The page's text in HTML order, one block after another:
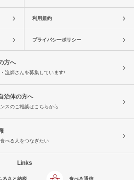
利用規約
プライバシーポリシー
方へ
漁師さんを募集しています!
治体の方へ
スのご相談はこちらから
べる人をつなぎたい
Links
るさと納税 食べる通信